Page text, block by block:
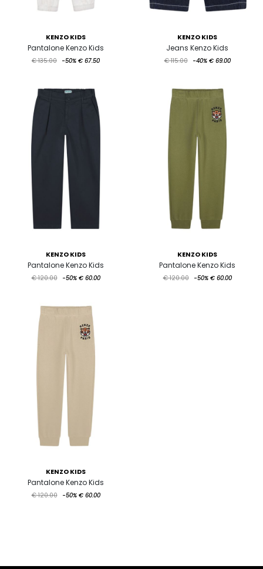
KENZO KIDS
Pantalone Kenzo Kids
€ 135.00 -50% € 67.50
KENZO KIDS
Jeans Kenzo Kids
€ 115.00 -40% € 69.00
KENZO KIDS
Pantalone Kenzo Kids
€ 120.00 -50% € 60.00
KENZO KIDS
Pantalone Kenzo Kids
€ 120.00 -50% € 60.00
KENZO KIDS
Pantalone Kenzo Kids
€ 120.00 -50% € 60.00